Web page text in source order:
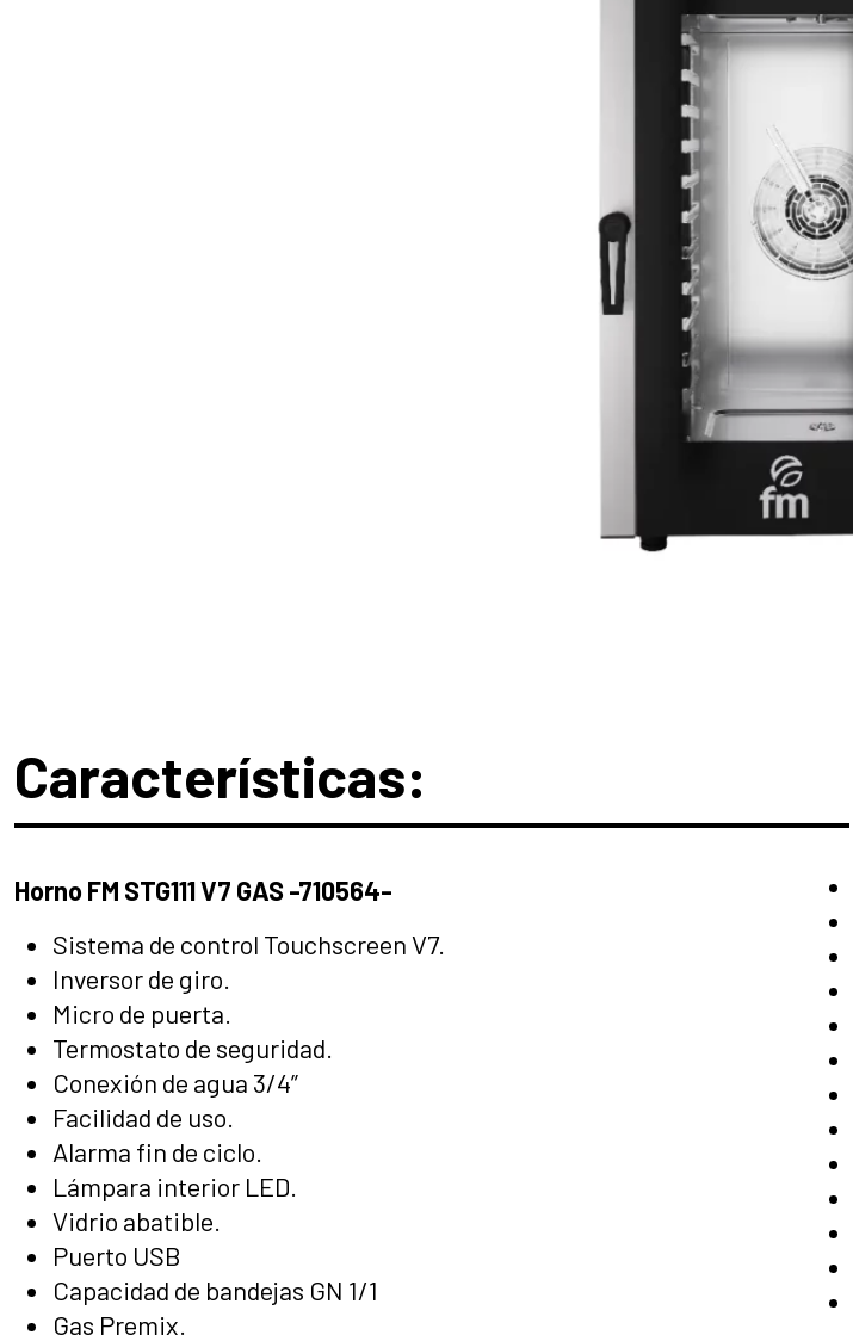
Características:
Horno FM STG111 V7 GAS -710564-
Sistema de control Touchscreen V7.
Inversor de giro.
Micro de puerta.
Termostato de seguridad.
Conexión de agua 3/4”
Facilidad de uso.
Alarma fin de ciclo.
Lámpara interior LED.
Vidrio abatible.
Puerto USB
Capacidad de bandejas GN 1/1
Gas Premix.